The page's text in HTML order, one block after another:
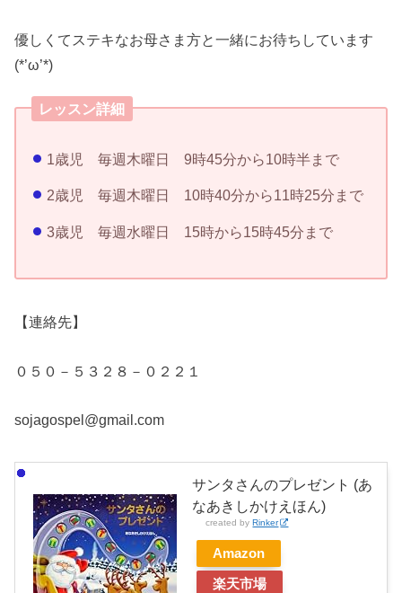
優しくてステキなお母さま方と一緒にお待ちしています
(*’ω’*)
レッスン詳細
1歳児 毎週木曜日 9時45分から10時半まで
2歳児 毎週木曜日 10時40分から11時25分まで
3歳児 毎週水曜日 15時から15時45分まで
【連絡先】
０５０－５３２８－０２２１
sojagospel@gmail.com
サンタさんのプレゼント (あ
なあきしかけえほん)
created byRinker
Amazon
楽天市場